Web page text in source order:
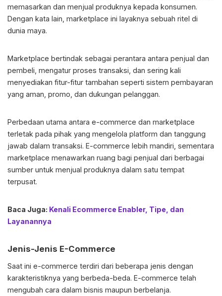
memasarkan dan menjual produknya kepada konsumen.
Dengan kata lain, marketplace ini layaknya sebuah ritel di
dunia maya.
Marketplace bertindak sebagai perantara antara penjual dan
pembeli, mengatur proses transaksi, dan sering kali
menyediakan fitur-fitur tambahan seperti sistem pembayaran
yang aman, promo, dan dukungan pelanggan.
Perbedaan utama antara e-commerce dan marketplace
terletak pada pihak yang mengelola platform dan tanggung
jawab dalam transaksi. E-commerce lebih mandiri, sementara
marketplace menawarkan ruang bagi penjual dari berbagai
sumber untuk menjual produknya dalam satu tempat
terpusat.
Baca Juga: Kenali Ecommerce Enabler, Tipe, dan
Layanannya
Jenis-Jenis E-Commerce
Saat ini e-commerce terdiri dari beberapa jenis dengan
karakteristiknya yang berbeda-beda. E-commerce telah
mengubah cara dalam bisnis maupun berbelanja.